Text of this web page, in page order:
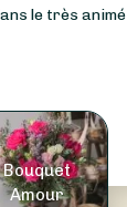
le très animé
Bouquet
Amour